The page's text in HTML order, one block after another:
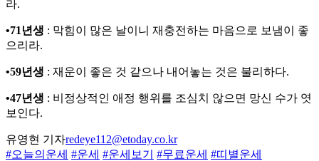
라.
•71년생 : 막힘이 많은 날이니 재충전하는 마음으로 보냄이 좋
으리라.
•59년생 : 재운이 좋은 것 같으나 내어놓는 것은 불리하다.
•47년생 : 비정상적인 애정 행위를 조심치 않으면 망신 수가 엿
보인다.
유영현 기자redeye112@etoday.co.kr
#오늘의운세 #운세 #운세보기 #무료운세 #띠별운세